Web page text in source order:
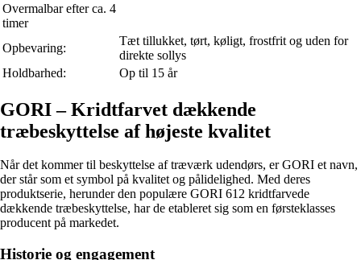
Overmalbar efter ca. 4
timer
Opbevaring:
Tæt tillukket, tørt, køligt, frostfrit og uden for
direkte sollys
Holdbarhed:
Op til 15 år
GORI – Kridtfarvet dækkende
træbeskyttelse af højeste kvalitet
Når det kommer til beskyttelse af træværk udendørs, er GORI et navn,
der står som et symbol på kvalitet og pålidelighed. Med deres
produktserie, herunder den populære GORI 612 kridtfarvede
dækkende træbeskyttelse, har de etableret sig som en førsteklasses
producent på markedet.
Historie og engagement